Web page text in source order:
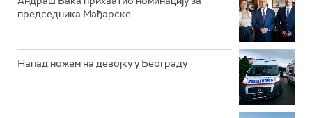
председника Мађарске
Напад ножем на девојку у Београду